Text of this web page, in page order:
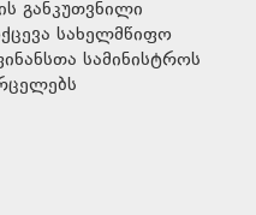
განკუთვნილი
სახელმწიფო
სამინისტროს